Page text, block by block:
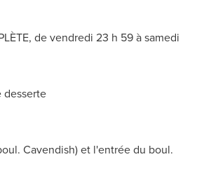
de vendredi 23 h 59 à samedi
desserte
Cavendish) et l'entrée du boul.